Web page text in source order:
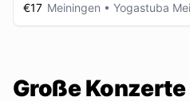
€17 Meiningen • Yogastuba
Große Konzerte